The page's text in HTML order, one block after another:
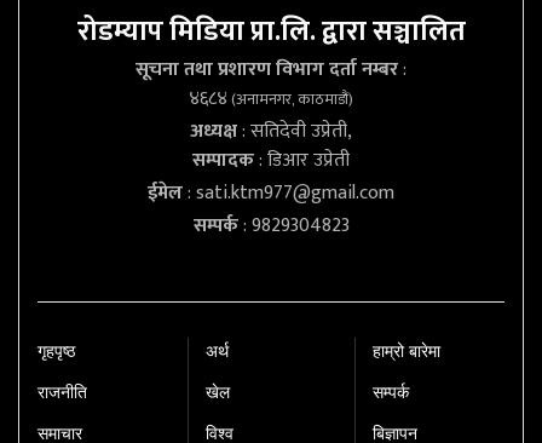
रोडम्याप मिडिया प्रा.लि. द्वारा सञ्चालित
सूचना तथा प्रशारण विभाग दर्ता नम्बर:
४६८४(अनामनगर, काठमाडौं)
अध्यक्ष: सतिदेवी उप्रेती,
सम्पादक: डिआर उप्रेती
ईमेल:sati.ktm977@gmail.com
सम्पर्क: 9829304823
गृहपृष्‍ठ
राजनीति
समाचार
अर्थ
खेल
विश्व
हाम्रो बारेमा
सम्पर्क
बिज्ञापन